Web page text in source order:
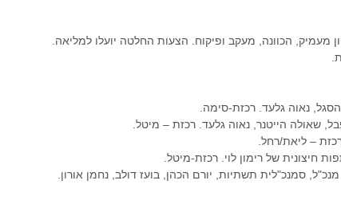
מעמיק, הכוונה, מעקב ופיקוח. הצעות החלטה יועלו למליאה.